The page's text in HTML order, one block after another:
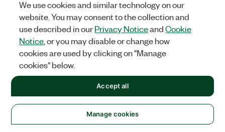
practical-and-relevant.
​4 Zhu, Anding, January 10, 2023.“Digital Predistortion of
Wireless Transmitters Using Machine Learning.”IEEE MTT-
S Webinar.
​5 Liu, T., Boumaiza, S., and Ghannouchi, F. M., March 2004.
“Dynamic Behavioral Modeling of 3G Power Amplifiers
Using Real-Valued Time-Delay Neural Networks.”IEEE
Transactions on Microwave Theory and Techniques, 52
(3):1025–1033.
We use cookies and similar technology on our
website. You may consent to the collection and
use described in ourPrivacy NoticeandCookie
Notice , or you may disable or change how
cookies are used by clicking on "Manage
cookies" below.
Manage cookies
Accept all